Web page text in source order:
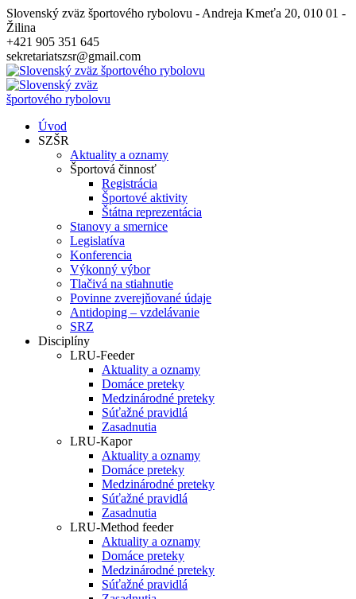
Slovenský zväz športového rybolovu - Andreja Kmeťa 20, 010 01 -
Žilina
+421 905 351 645
sekretariatszsr@gmail.com
Úvod
SZŠR
Aktuality a oznamy
Športová činnosť
Registrácia
Športové aktivity
Štátna reprezentácia
Stanovy a smernice
Legislatíva
Konferencia
Výkonný výbor
Tlačivá na stiahnutie
Povinne zverejňované údaje
Antidoping – vzdelávanie
SRZ
Disciplíny
LRU-Feeder
Aktuality a oznamy
Domáce preteky
Medzinárodné preteky
Súťažné pravidlá
Zasadnutia
LRU-Kapor
Aktuality a oznamy
Domáce preteky
Medzinárodné preteky
Súťažné pravidlá
Zasadnutia
LRU-Method feeder
Aktuality a oznamy
Domáce preteky
Medzinárodné preteky
Súťažné pravidlá